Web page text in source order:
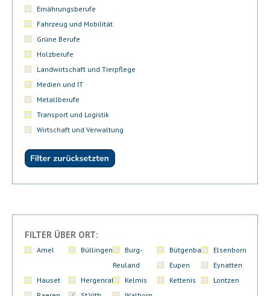
Ernährungsberufe
Fahrzeug und Mobilität
Grüne Berufe
Holzberufe
Landwirtschaft und Tierpflege
Medien und IT
Metallberufe
Transport und Logistik
Wirtschaft und Verwaltung
FILTER ÜBER ORT:
Amel Büllingen
Burg-
Reuland
Bütgenbach
Elsenborn
Eupen
Eynatten
Hauset
Hergenrath Kelmis Kettenis
Lontzen